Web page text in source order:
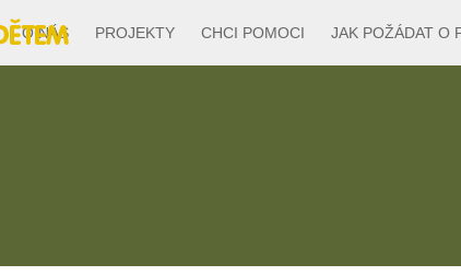
JAK POŽÁDAT O
CHCI POMOCI
PROJEKTY
O NÁS